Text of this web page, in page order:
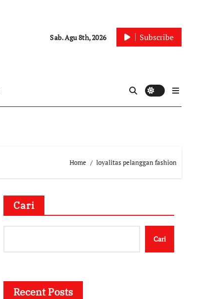
Sab. Agu 8th, 2026 Subscribe
Home loyalitas pelanggan fashion
Cari
Cari
Recent Posts